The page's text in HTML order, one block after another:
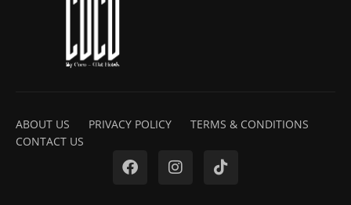
ABOUT US PRIVACY POLICY
TERMS & CONDITIONS
CONTACT US